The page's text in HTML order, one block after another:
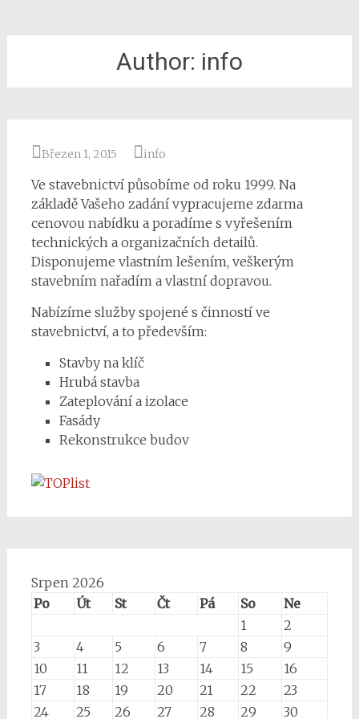
Author: info
Březen 1, 2015 info
Ve stavebnictví působíme od roku 1999. Na
základě Vašeho zadání vypracujeme zdarma
cenovou nabídku a poradíme s vyřešením
technických a organizačních detailů.
Disponujeme vlastním lešením, veškerým
stavebním nařadím a vlastní dopravou.
Nabízíme služby spojené s činností ve
stavebnictví, a to především:
Stavby na klíč
Hrubá stavba
Zateplování a izolace
Fasády
Rekonstrukce budov
Srpen 2026
Po
Út St Čt Pá So
Ne
1
2
3
4 5 6 7 8
9
10
11 12 13 14 15
16
17
18 19 20 21 22
23
24
25 26 27 28 29 30